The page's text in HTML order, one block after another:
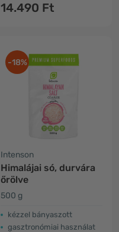
14.490 Ft
-18%
Intenson
Himalájai só, durvára
őrölve
500 g
kézzel bányaszott
gasztronómiai használat